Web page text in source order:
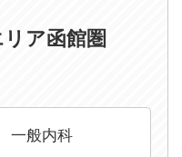
ア函館圏
一般内科